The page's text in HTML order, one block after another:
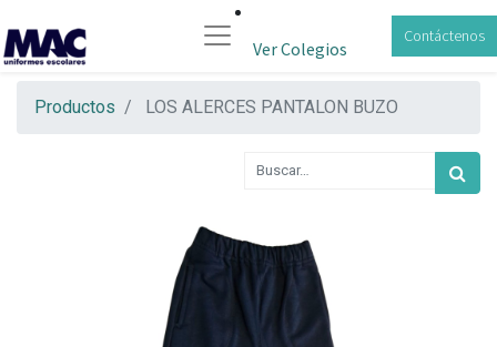
Ver Colegios
Contáctenos
Productos LOS ALERCES PANTALON BUZO